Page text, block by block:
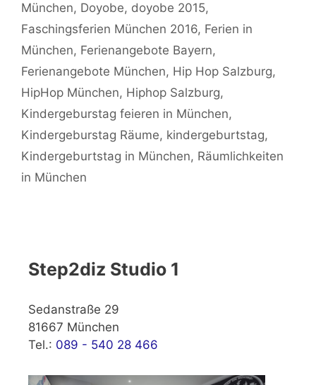
München, Doyobe, doyobe 2015,
Faschingsferien München 2016, Ferien in
München, Ferienangebote Bayern,
Ferienangebote München, Hip Hop Salzburg,
HipHop München, Hiphop Salzburg,
Kindergeburstag feieren in München,
Kindergeburstag Räume, kindergeburtstag,
Kindergeburtstag in München, Räumlichkeiten
in München
Step2diz Studio 1
Sedanstraße 29
81667 München
Tel.: 089 - 540 28 466